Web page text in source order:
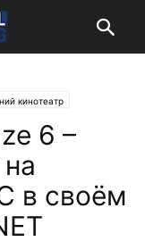
кинотеатр
6 –
в своём